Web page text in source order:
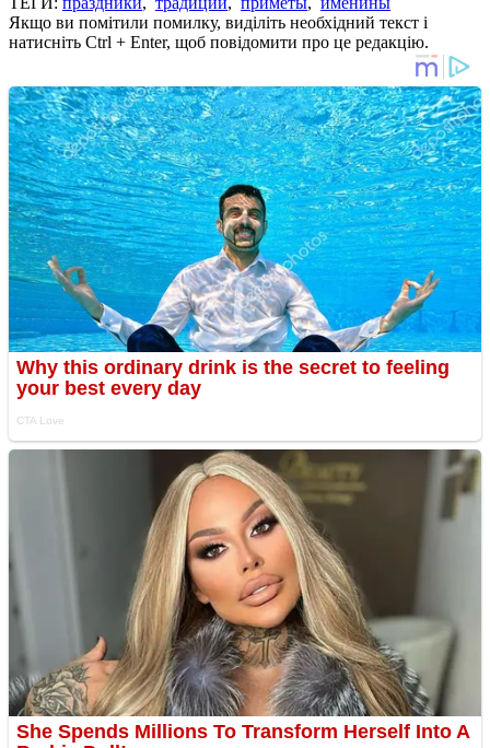
Якщо ви помітили помилку, виділіть необхідний текст і
натисніть Ctrl + Enter, щоб повідомити про це редакцію.